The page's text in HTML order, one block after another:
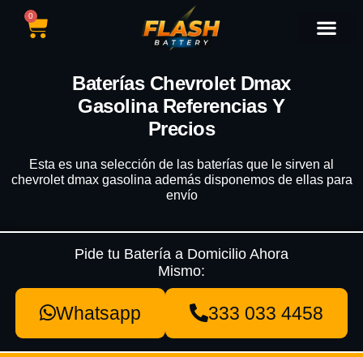
0
Baterías Chevrolet Dmax
Gasolina Referencias Y
Precios
Esta es una selección de las baterías que le sirven al
chevrolet dmax gasolina además disponemos de ellas para
envío
Pide tu Batería a Domicilio Ahora
Mismo:
Whatsapp 333 033 4458